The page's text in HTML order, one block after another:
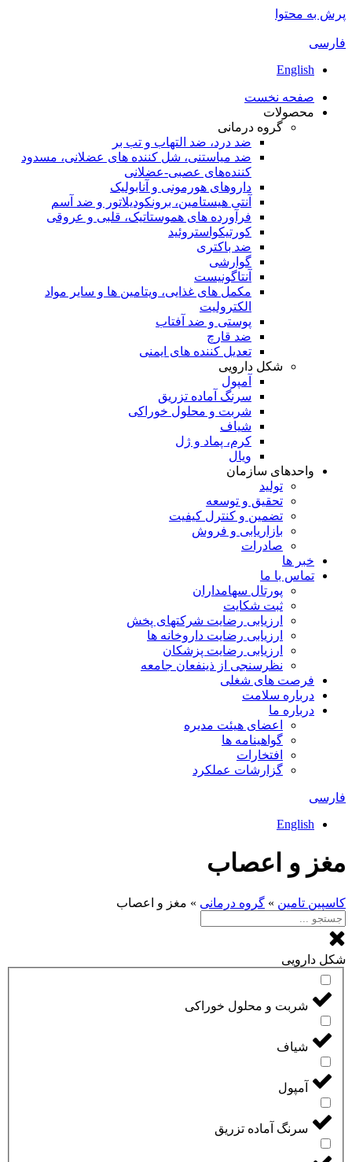
پرش به محتوا
فارسی
English
صفحه نخست
محصولات
گروه درمانی
ضد درد، ضد التهاب و تب بر
ضد میاستنی، شل کننده های عضلانی، مسدود
کننده‌های عصبی-عضلانی
داروهای هورمونی و آنابولیک
آنتی هیستامین، برونکودیلاتور و ضد آسم
فرآورده های هموستاتیک، قلبی و عروقی
کورتیکواستروئید
ضد باکتری
گوارشی
آنتاگونیست
مکمل های غذایی، ویتامین ها و سایر مواد
الکترولیت
پوستی و ضد آفتاب
ضد قارچ
تعدیل کننده های ایمنی
شکل دارویی
آمپول
سرنگ آماده تزریق
شربت و محلول خوراکی
شیاف
کرم، پماد و ژل
ویال
واحدهای سازمان
تولید
تحقیق و توسعه
تضمین و کنترل کیفیت
بازاریابی و فروش
صادرات
خبر ها
تماس با ما
پورتال سهامداران
ثبت شکایت
ارزیابی رضایت شرکتهای پخش
ارزیابی رضایت داروخانه ها
ارزیابی رضایت پزشکان
نظرسنجی از ذینفعان جامعه
فرصت های شغلی
درباره سلامت
درباره ما
اعضای هیئت مدیره
گواهینامه ها
افتخارات
گزارشات عملکرد
فارسی
English
مغز و اعصاب
كاسپين تامين » گروه درمانی » مغز و اعصاب
شکل دارویی
شربت و محلول خوراکی
شیاف
آمپول
سرنگ آماده تزریق